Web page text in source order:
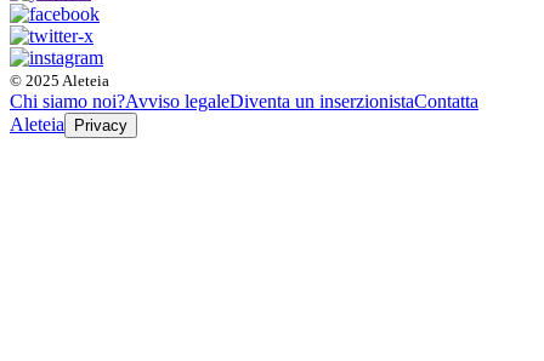
© 2025 Aleteia
Chi siamo noi?Avviso legaleDiventa un inserzionistaContatta
Aleteia
Privacy